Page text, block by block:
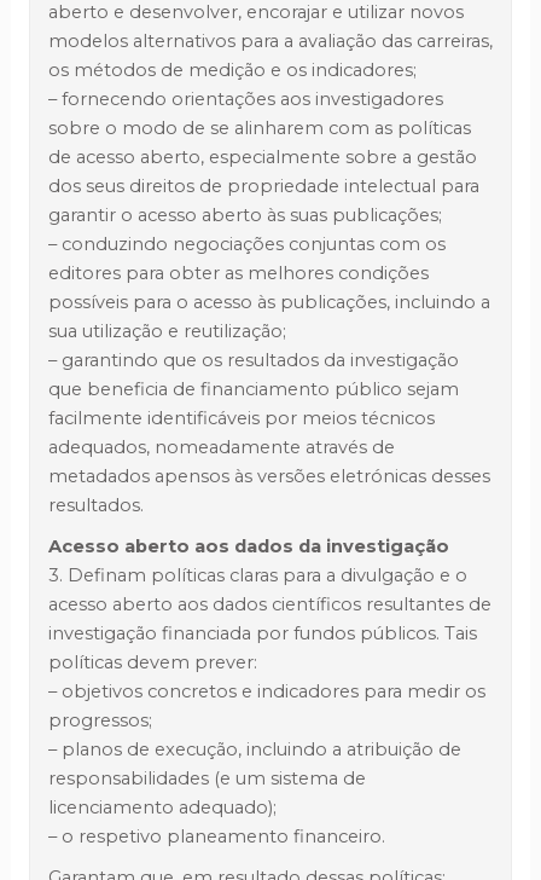
aberto e desenvolver, encorajar e utilizar novos
modelos alternativos para a avaliação das carreiras,
os métodos de medição e os indicadores;
– fornecendo orientações aos investigadores
sobre o modo de se alinharem com as políticas
de acesso aberto, especialmente sobre a gestão
dos seus direitos de propriedade intelectual para
garantir o acesso aberto às suas publicações;
– conduzindo negociações conjuntas com os
editores para obter as melhores condições
possíveis para o acesso às publicações, incluindo a
sua utilização e reutilização;
– garantindo que os resultados da investigação
que beneficia de financiamento público sejam
facilmente identificáveis por meios técnicos
adequados, nomeadamente através de
metadados apensos às versões eletrónicas desses
resultados.
Acesso aberto aos dados da investigação
3. Definam políticas claras para a divulgação e o
acesso aberto aos dados científicos resultantes de
investigação financiada por fundos públicos. Tais
políticas devem prever:
– objetivos concretos e indicadores para medir os
progressos;
– planos de execução, incluindo a atribuição de
responsabilidades (e um sistema de
licenciamento adequado);
– o respetivo planeamento financeiro.